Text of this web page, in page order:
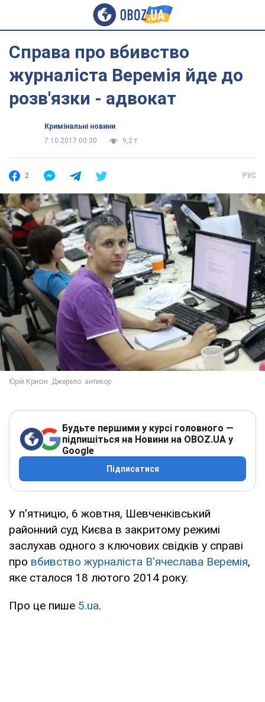
Справа про вбивство
журналіста Веремія йде до
розв'язки - адвокат
Кримінальні новини
7.10.2017 00:30
9,2 т.
2 РУС
Будьте першими у курсі головного —
підпишіться на Новини на OBOZ.UA у
Google
Підписатися
У п'ятницю, 6 жовтня, Шевченківський
районний суд Києва в закритому режимі
заслухав одного з ключових свідків у справі
про вбивство журналіста В'ячеслава Веремія,
яке сталося 18 лютого 2014 року.
Про це пише 5.ua.